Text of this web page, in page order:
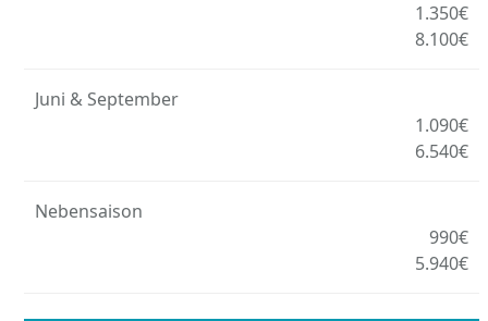
1.350€
8.100€
Juni & September
1.090€
6.540€
Nebensaison
990€
5.940€